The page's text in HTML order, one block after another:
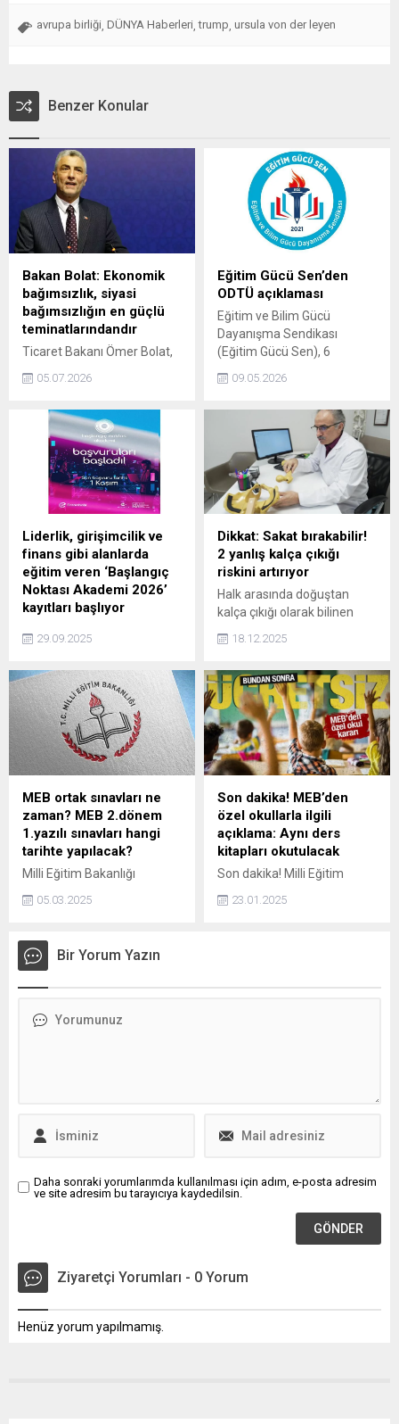
avrupa birliği, DÜNYA Haberleri,trump, ursula von der leyen
Benzer Konular
Bakan Bolat: Ekonomik
bağımsızlık, siyasi
bağımsızlığın en güçlü
teminatlarındandır
Ticaret Bakanı Ömer Bolat,
bağımsızlığın en güçlü
anlayışla; yatırım, üretim,
istihdam ve ihracat odaklı
politikalarımızı kararlılıkla
sürdürüyoruz dedi.
05.07.2026
Eğitim Gücü Sen’den
ODTÜ açıklaması
Eğitim ve Bilim Gücü
Dayanışma Sendikası
(Eğitim Gücü Sen), 6
Üniversitesi (ODTÜ)
konser sırasında yaşanan
olaylara ilişkin yazılı
açıklama yaptı.
09.05.2026
Liderlik, girişimcilik ve
finans gibi alanlarda
eğitim veren ‘Başlangıç
Noktası Akademi 2026’
kayıtları başlıyor
2026 için başvurular başladı.
hayata geçen program,
eğitim, atölye ve mentorluk
fırsatlarıyla geleceğin
liderlerine ilham vermeyi
hedefliyor.
29.09.2025
Dikkat: Sakat bırakabilir!
2 yanlış kalça çıkığı
riskini artırıyor
Halk arasında doğuştan
kalça çıkığı olarak bilinen
Türkiye’de her bin bebekten
Sağlık Grubu’ndan Ortopedi
ve Travmatoloji Uzmanı
Prof. Dr. Mehmet Bulut, “Eski
usul kundaklama sakat
bırakabilir” diyerek aileleri
uyardı ve ilk 6 ayda yapılan
ultrason taramasının altın
standart olduğunu belirtti.
18.12.2025
MEB ortak sınavları ne
zaman? MEB 2.dönem
1.yazılı sınavları hangi
tarihte yapılacak?
Milli Eğitim Bakanlığı
tarihleri duyuruldu. MEB
sınavı ekim ayında
gerçekleşmişti. Peki, MEB
sınavları hangi tarihte
05.03.2025
Son dakika! MEB’den
özel okullarla ilgili
açıklama: Aynı ders
kitapları okutulacak
Son dakika! Milli Eğitim
paylaşılan açıklamada, "Özel
23.01.2025
Bir Yorum Yazın
Daha sonraki yorumlarımda kullanılması için adım, e-posta adresim
ve site adresim bu tarayıcıya kaydedilsin.
Ziyaretçi Yorumları - 0 Yorum
Henüz yorum yapılmamış.